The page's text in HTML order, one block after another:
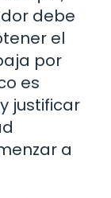
debe
el
por
es
justificar
a